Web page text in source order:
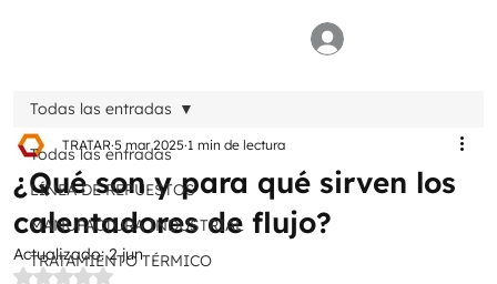
Todas las entradas
LÍNEA DE REPUESTOS
MANUFACTURA INDUSTRIAL
TRATAMIENTO TÉRMICO
Todas las entradas
¿Qué son y para qué sirven los
calentadores de flujo?
TRATAR 5 mar 2025 1 min de lectura
Actualizado:2 jun
Obtuvo NaN de 5 estrellas.